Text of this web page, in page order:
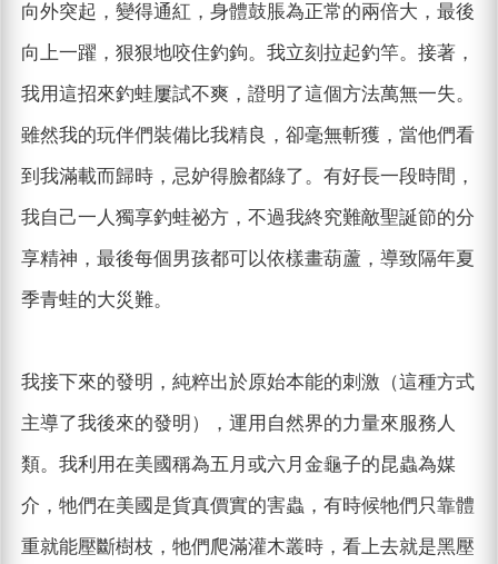
向外突起，變得通紅，身體鼓脹為正常的兩倍大，最後
向上一躍，狠狠地咬住釣鉤。我立刻拉起釣竿。接著，
我用這招來釣蛙屢試不爽，證明了這個方法萬無一失。
雖然我的玩伴們裝備比我精良，卻毫無斬獲，當他們看
到我滿載而歸時，忌妒得臉都綠了。有好長一段時間，
我自己一人獨享釣蛙祕方，不過我終究難敵聖誕節的分
享精神，最後每個男孩都可以依樣畫葫蘆，導致隔年夏
季青蛙的大災難。
我接下來的發明，純粹出於原始本能的刺激（這種方式
主導了我後來的發明），運用自然界的力量來服務人
類。我利用在美國稱為五月或六月金龜子的昆蟲為媒
介，牠們在美國是貨真價實的害蟲，有時候牠們只靠體
重就能壓斷樹枝，牠們爬滿灌木叢時，看上去就是黑壓